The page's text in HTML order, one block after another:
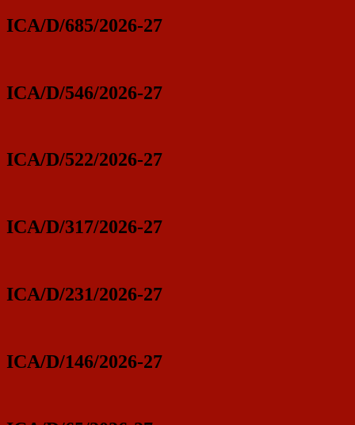
ICA/D/685/2026-27
ICA/D/546/2026-27
ICA/D/522/2026-27
ICA/D/317/2026-27
ICA/D/231/2026-27
ICA/D/146/2026-27